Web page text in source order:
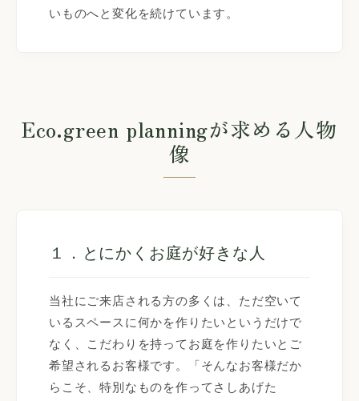
いものへと変化を続けています。
Eco.green planningが求める人物
像
１．とにかくお庭が好きな人
当社にご来店される方の多くは、ただ空いて
いるスペースに何かを作りたいというだけで
なく、こだわりを持ってお庭を作りたいとご
希望されるお客様です。「そんなお客様だか
らこそ、特別なものを作ってさしあげた